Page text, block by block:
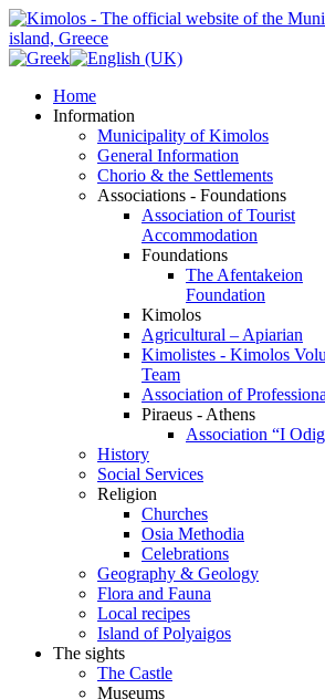
Home
Information
Municipality of Kimolos
General Information
Chorio & the Settlements
Associations - Foundations
Association of Tourist
Accommodation
Foundations
The Afentakeion
Foundation
Kimolos
Agricultural – Apiarian
Kimolistes - Kimolos
Team
Association of
Piraeus - Athens
Association “I
History
Social Services
Religion
Churches
Osia Methodia
Celebrations
Geography & Geology
Flora and Fauna
Local recipes
Island of Polyaigos
The sights
The Castle
Museums